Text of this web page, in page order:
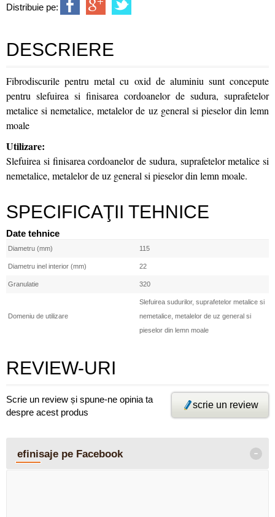
Distribuie pe:
DESCRIERE
Fibrodiscurile pentru metal cu oxid de aluminiu sunt concepute
pentru slefuirea si finisarea cordoanelor de sudura, suprafetelor
metalice si nemetalice, metalelor de uz general si pieselor din lemn
moale
Utilizare:
Slefuirea si finisarea cordoanelor de sudura, suprafetelor metalice si
nemetalice, metalelor de uz general si pieselor din lemn moale.
SPECIFICAŢII TEHNICE
Date tehnice
Diametru (mm) 115
Diametru inel interior (mm) 22
Granulatie 320
Domeniu de utilizare
Slefuirea sudurilor, suprafetelor metalice si
nemetalice, metalelor de uz general si
pieselor din lemn moale
REVIEW-URI
Scrie un review și spune-ne opinia ta
despre acest produs
scrie un review
efinisaje pe Facebook -